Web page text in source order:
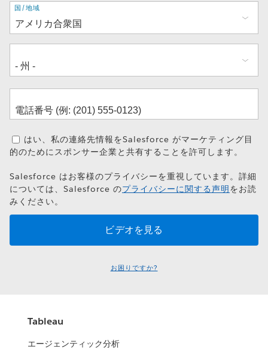
住
所
国/地域
はい、私の連絡先情報をSalesforce がマーケティング目
的のためにスポンサー企業と共有することを許可します。
Salesforce はお客様のプライバシーを重視しています。詳細
については、Salesforce のプライバシーに関する声明をお読
みください。
お困りですか?
Tableau
エージェンティック分析